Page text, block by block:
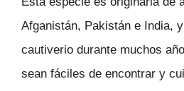
Afganistán, Pakistán e India,
cautiverio durante muchos
sean fáciles de encontrar y